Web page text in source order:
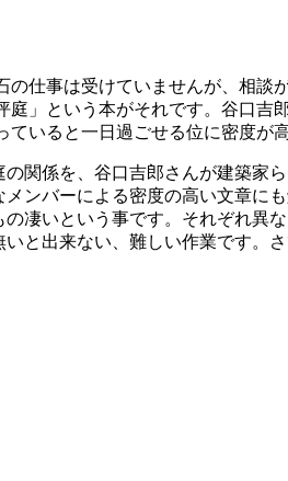
仕事は受けていませんが、相談
」という本がそれです。谷口吉
いると一日過ごせる位に密度が
関係を、谷口吉郎さんが建築家
ンバーによる密度の高い文章に
凄いという事です。それぞれ異
と出来ない、難しい作業です。